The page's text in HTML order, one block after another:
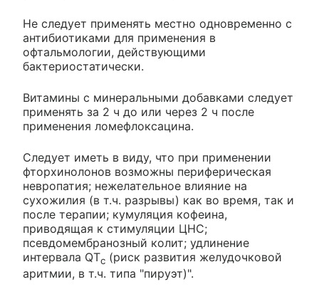
Не следует применять местно одновременно с
антибиотиками для применения в
офтальмологии, действующими
бактериостатически.
Витамины с минеральными добавками следует
применять за 2 ч до или через 2 ч после
применения ломефлоксацина.
Следует иметь в виду, что при применении
фторхинолонов возможны периферическая
невропатия; нежелательное влияние на
сухожилия (в т.ч. разрывы) как во время, так и
после терапии; кумуляция кофеина,
приводящая к стимуляции ЦНС;
псевдомембранозный колит; удлинение
интервала QTc (риск развития желудочковой
аритмии, в т.ч. типа "пируэт)".